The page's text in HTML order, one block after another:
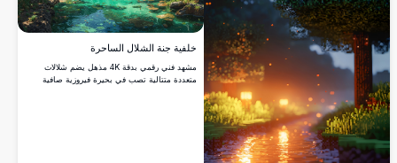
خلفية جنة الشلال الساحرة
مشهد فني رقمي بدقة 4K مذهل يضم شلالات
متعددة متتالية تصب في بحيرة فيروزية صافية